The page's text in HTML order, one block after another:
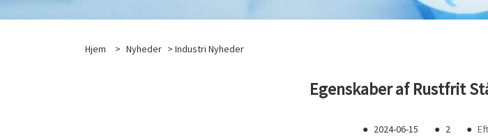
Hjem > Nyheder > Industri Nyheder
Egenskaber af Rustfrit
● 2024-06-15 ● 2 ●